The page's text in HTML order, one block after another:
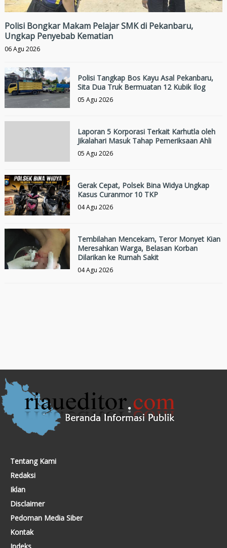
Polisi Bongkar Makam Pelajar SMK di Pekanbaru,
Ungkap Penyebab Kematian
06 Agu 2026
Polisi Tangkap Bos Kayu Asal Pekanbaru,
Sita Dua Truk Bermuatan 12 Kubik Ilog
05 Agu 2026
Laporan 5 Korporasi Terkait Karhutla oleh
Jikalahari Masuk Tahap Pemeriksaan Ahli
05 Agu 2026
Gerak Cepat, Polsek Bina Widya Ungkap
Kasus Curanmor 10 TKP
04 Agu 2026
Tembilahan Mencekam, Teror Monyet Kian
Meresahkan Warga, Belasan Korban
Dilarikan ke Rumah Sakit
04 Agu 2026
Tentang Kami
Redaksi
Iklan
Disclaimer
Pedoman Media Siber
Kontak